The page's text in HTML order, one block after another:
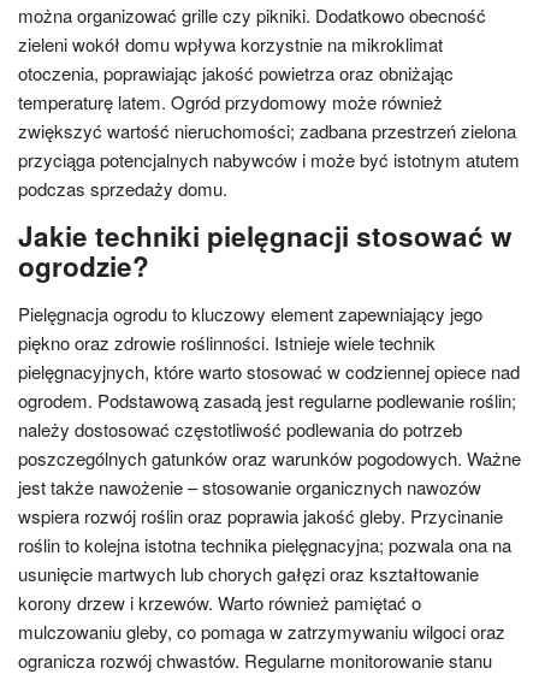
można organizować grille czy pikniki. Dodatkowo obecność
zieleni wokół domu wpływa korzystnie na mikroklimat
otoczenia, poprawiając jakość powietrza oraz obniżając
temperaturę latem. Ogród przydomowy może również
zwiększyć wartość nieruchomości; zadbana przestrzeń zielona
przyciąga potencjalnych nabywców i może być istotnym atutem
podczas sprzedaży domu.
Jakie techniki pielęgnacji stosować w
ogrodzie?
Pielęgnacja ogrodu to kluczowy element zapewniający jego
piękno oraz zdrowie roślinności. Istnieje wiele technik
pielęgnacyjnych, które warto stosować w codziennej opiece nad
ogrodem. Podstawową zasadą jest regularne podlewanie roślin;
należy dostosować częstotliwość podlewania do potrzeb
poszczególnych gatunków oraz warunków pogodowych. Ważne
jest także nawożenie – stosowanie organicznych nawozów
wspiera rozwój roślin oraz poprawia jakość gleby. Przycinanie
roślin to kolejna istotna technika pielęgnacyjna; pozwala ona na
usunięcie martwych lub chorych gałęzi oraz kształtowanie
korony drzew i krzewów. Warto również pamiętać o
mulczowaniu gleby, co pomaga w zatrzymywaniu wilgoci oraz
ogranicza rozwój chwastów. Regularne monitorowanie stanu